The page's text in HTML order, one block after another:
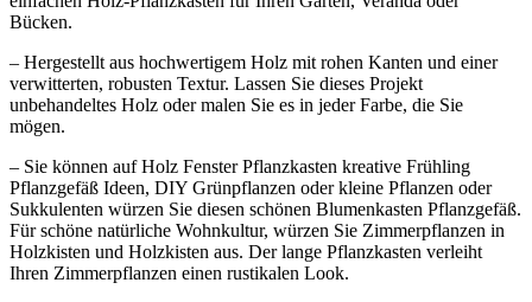
Bücken.
– Hergestellt aus hochwertigem Holz mit rohen Kanten und einer
verwitterten, robusten Textur. Lassen Sie dieses Projekt
unbehandeltes Holz oder malen Sie es in jeder Farbe, die Sie
mögen.
– Sie können auf Holz Fenster Pflanzkasten kreative Frühling
Pflanzgefäß Ideen, DIY Grünpflanzen oder kleine Pflanzen oder
Sukkulenten würzen Sie diesen schönen Blumenkasten Pflanzgefäß.
Für schöne natürliche Wohnkultur, würzen Sie Zimmerpflanzen in
Holzkisten und Holzkisten aus. Der lange Pflanzkasten verleiht
Ihren Zimmerpflanzen einen rustikalen Look.